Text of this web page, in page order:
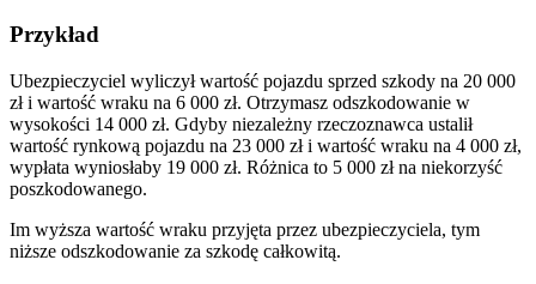
Przykład
Ubezpieczyciel wyliczył wartość pojazdu sprzed szkody na 20 000
zł i wartość wraku na 6 000 zł. Otrzymasz odszkodowanie w
wysokości 14 000 zł. Gdyby niezależny rzeczoznawca ustalił
wartość rynkową pojazdu na 23 000 zł i wartość wraku na 4 000 zł,
wypłata wyniosłaby 19 000 zł. Różnica to 5 000 zł na niekorzyść
poszkodowanego.
Im wyższa wartość wraku przyjęta przez ubezpieczyciela, tym
niższe odszkodowanie za szkodę całkowitą.